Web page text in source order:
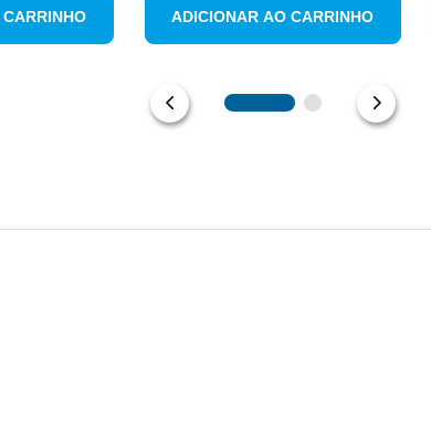
ADICIONAR AO CARRINHO